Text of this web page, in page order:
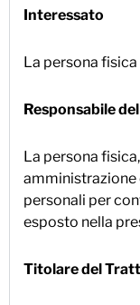
Interessato
La persona
Responsabile
La persona
amministrazione
personali per
esposto nella
Titolare del